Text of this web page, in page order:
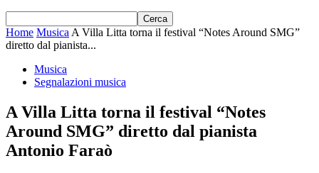
Home Musica A Villa Litta torna il festival “Notes Around SMG”
diretto dal pianista...
Musica
Segnalazioni musica
A Villa Litta torna il festival “Notes
Around SMG” diretto dal pianista
Antonio Faraò